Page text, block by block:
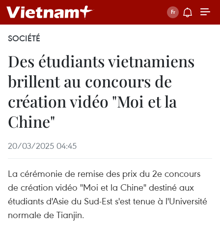
SOCIÉTÉ
Des étudiants vietnamiens
brillent au concours de
création vidéo "Moi et la
Chine"
20/03/2025 04:45
La cérémonie de remise des prix du 2e concours
de création vidéo "Moi et la Chine" destiné aux
étudiants d'Asie du Sud-Est s'est tenue à l'Université
normale de Tianjin.